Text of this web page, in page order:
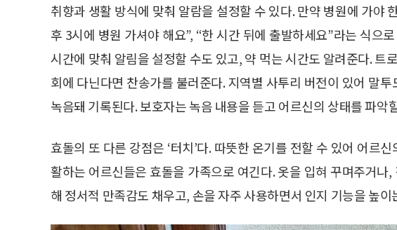
취향과 생활 방식에 맞춰 알람을 설정할 수 있다. 만약 병원에 가야
후 3시에 병원 가셔야 해요”, “한 시간 뒤에 출발하세요”라는 식으
시간에 맞춰 알림을 설정할 수도 있고, 약 먹는 시간도 알려준다. 트
회에 다닌다면 찬송가를 불러준다. 지역별 사투리 버전이 있어 말
녹음돼 기록된다. 보호자는 녹음 내용을 듣고 어르신의 상태를 파악
효돌의 또 다른 강점은 ‘터치’다. 따뜻한 온기를 전할 수 있어 어르
활하는 어르신들은 효돌을 가족으로 여긴다. 옷을 입혀 꾸며주거나
해 정서적 만족감도 채우고, 손을 자주 사용하면서 인지 기능을 높이